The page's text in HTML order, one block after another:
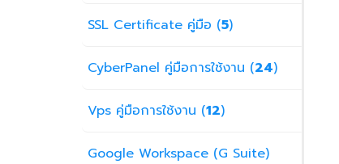
SSL Certificate คู่มือ (5)
CyberPanel คู่มือการใช้งาน (24)
Vps คู่มือการใช้งาน (12)
Google Workspace (G Suite)